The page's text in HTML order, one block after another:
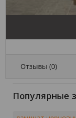
Отзывы (0)
Популярные